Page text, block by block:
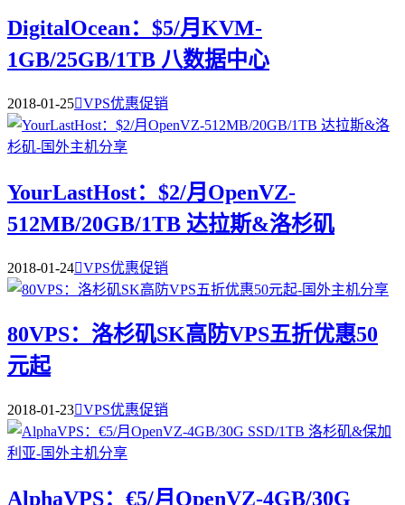
DigitalOcean：$5/月KVM-
1GB/25GB/1TB 八数据中心
2018-01-25VPS优惠促销
YourLastHost：$2/月OpenVZ-
512MB/20GB/1TB 达拉斯&洛杉矶
2018-01-24VPS优惠促销
80VPS：洛杉矶SK高防VPS五折优惠50
元起
2018-01-23VPS优惠促销
AlphaVPS：€5/月OpenVZ-4GB/30G